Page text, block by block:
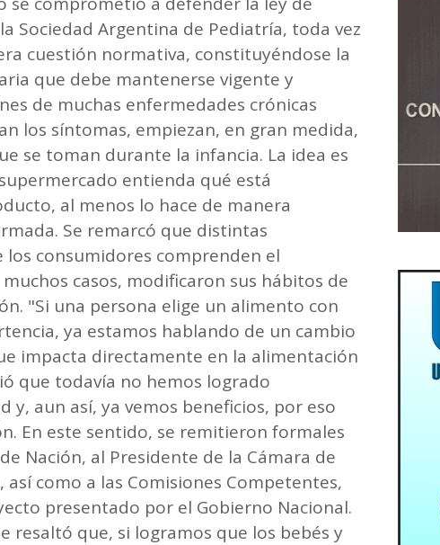
Sociedad Argentina de Pediatría, toda vez
cuestión normativa, constituyéndose la
que debe mantenerse vigente y
de muchas enfermedades crónicas
los síntomas, empiezan, en gran medida,
se toman durante la infancia. La idea es
entienda qué está
al menos lo hace de manera
Se remarcó que distintas
consumidores comprenden el
casos, modificaron sus hábitos de
"Si una persona elige un alimento con
ya estamos hablando de un cambio
impacta directamente en la alimentación
que todavía no hemos logrado
aun así, ya vemos beneficios, por eso
En este sentido, se remitieron formales
Nación, al Presidente de la Cámara de
como a las Comisiones Competentes,
presentado por el Gobierno Nacional.
resaltó que, si logramos que los bebés y